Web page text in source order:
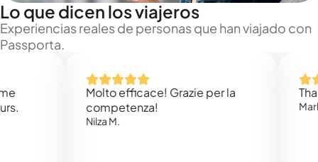
Lo que dicen los viajeros
Experiencias reales de personas que han viajado con
Passporta.
Molto efficace! Grazie per la
competenza!
Thank